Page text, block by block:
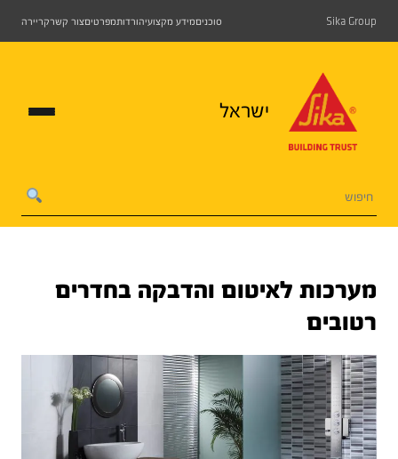
Sika Group סוכניםמידע מקצועיהורדותמפרטיםצור קשרקריירה
ישראל
מערכות לאיטום והדבקה בחדרים
רטובים